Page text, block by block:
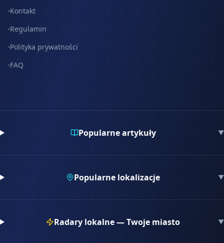
Kontakt
Regulamin
Polityka prywatności
FAQ
Popularne artykuły ▼
Popularne lokalizacje ▼
Radary lokalne — Twoje miasto ▼